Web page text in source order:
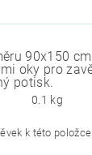
90x150
oky pro
potisk.
0.1 kg
k této položce.